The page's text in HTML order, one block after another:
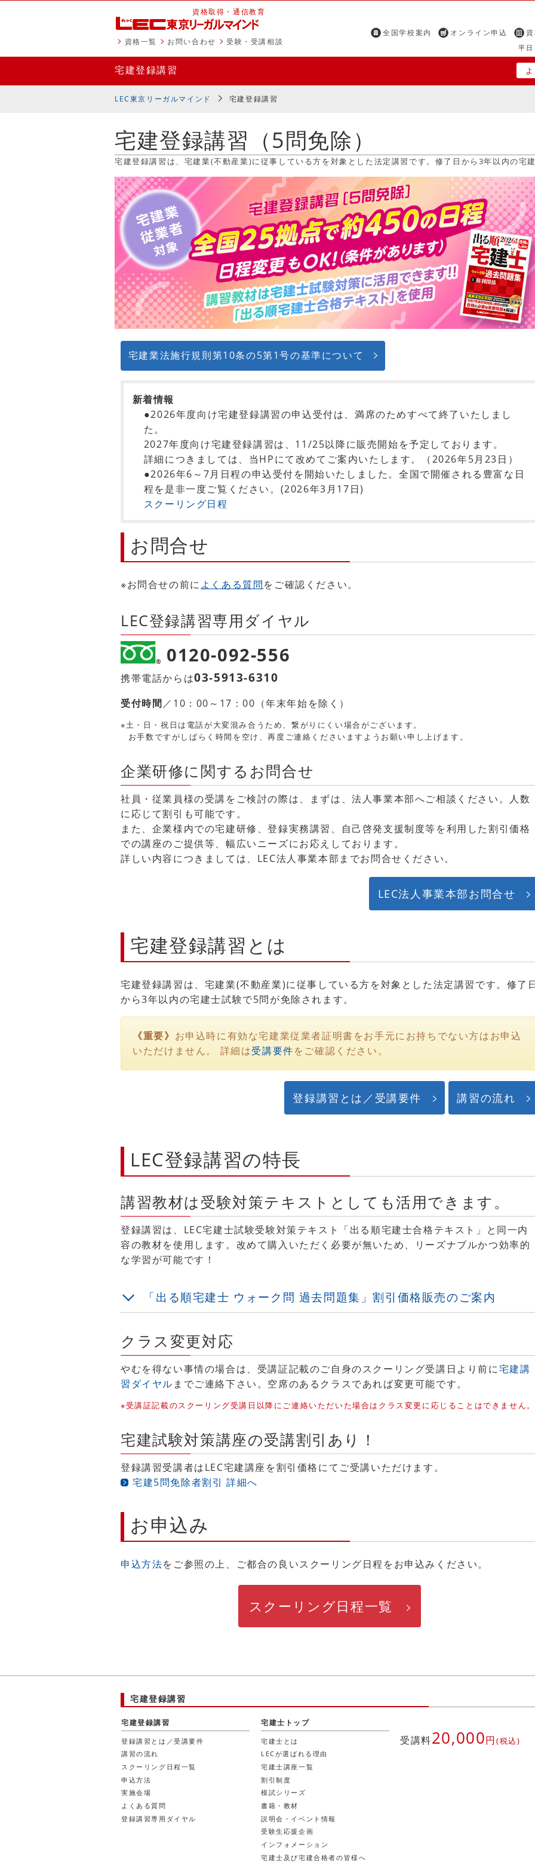
資格取得・通信教育
資格一覧 お問い合わせ 受験・受講相談
全国学校案内 オンライン申込
平
宅建登録講習
LEC東京リーガルマインド 宅建登録講習
宅建登録講習（5問免除）
宅建登録講習は、宅建業(不動産業)に従事している方を対象とした法定講習です。修了日から3年以内の宅
宅建業法施行規則第10条の5第1号の基準について
新着情報
●2026年度向け宅建登録講習の申込受付は、満席のためすべて終了いたしまし
た。
2027年度向け宅建登録講習は、11/25以降に販売開始を予定しております。
詳細につきましては、当HPにて改めてご案内いたします。（2026年5月23日）
●2026年6～7月日程の申込受付を開始いたしました。全国で開催される豊富な日
程を是非一度ご覧ください。(2026年3月17日)
スクーリング日程
お問合せ
※お問合せの前に よくある質問をご確認ください。
LEC登録講習専用ダイヤル
0120-092-556
携帯電話からは03-5913-6310
受付時間／10：00～17：00（年末年始を除く）
※土・日・祝日は電話が大変混み合うため、繋がりにくい場合がございます。
お手数ですがしばらく時間を空け、再度ご連絡くださいますようお願い申し上げます。
企業研修に関するお問合せ
社員・従業員様の受講をご検討の際は、まずは、法人事業本部へご相談ください。人数
に応じて割引も可能です。
また、企業様内での宅建研修、登録実務講習、自己啓発支援制度等を利用した割引価格
での講座のご提供等、幅広いニーズにお応えしております。
詳しい内容につきましては、LEC法人事業本部までお問合せください。
LEC法人事業本部お問合せ
宅建登録講習とは
宅建登録講習は、宅建業(不動産業)に従事している方を対象とした法定講習です。修了
から3年以内の宅建士試験で5問が免除されます。
《重要》 お申込時に有効な宅建業従業者証明書をお手元にお持ちでない方はお申込
いただけません。 詳細は受講要件をご確認ください。
登録講習とは／受講要件 講習の流れ
LEC登録講習の特長
講習教材は受験対策テキストとしても活用できます。
登録講習は、LEC宅建士試験受験対策テキスト「出る順宅建士合格テキスト」と同一内
容の教材を使用します。改めて購入いただく必要が無いため、リーズナブルかつ効率的
な学習が可能です！
「出る順宅建士 ウォーク問 過去問題集」割引価格販売のご案内
クラス変更対応
やむを得ない事情の場合は、受講証記載のご自身のスクーリング受講日より前に宅建講
習ダイヤル までご連絡下さい。空席のあるクラスであれば変更可能です。
※受講証記載のスクーリング受講日以降にご連絡いただいた場合はクラス変更に応じることはできません。
宅建試験対策講座の受講割引あり！
登録講習受講者はLEC宅建講座を割引価格にてご受講いただけます。
宅建5問免除者割引 詳細へ
お申込み
申込方法をご参照の上、ご都合の良いスクーリング日程をお申込みください。
スクーリング日程一覧
宅建登録講習
宅建登録講習
登録講習とは／受講要件
講習の流れ
スクーリング日程一覧
申込方法
実施会場
よくある質問
登録講習専用ダイヤル
宅建士トップ
宅建士とは
LECが選ばれる理由
宅建士講座一覧
割引制度
模試シリーズ
書籍・教材
説明会・イベント情報
受験生応援企画
インフォメーション
宅建士及び宅建合格者の皆様へ
受講料20,000円(税込)